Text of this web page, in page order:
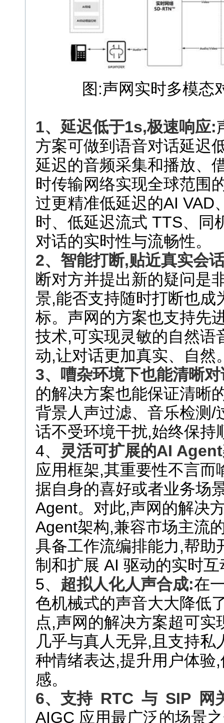
图:声网实时多模态
1、延迟低于1s,极速响应:
方案可做到语音对话延迟
延迟的音频采集和播放、
时传输网络实现全球范围
过更精准低延迟的AI VAD
时、低延迟流式 TTS、同
对话的实时性与流畅性。
2、智能打断,贴近真实会
断对方并提出新的疑问是
景,能否支持随时打断也成
标。声网的方案也支持先
技术,可实现灵敏的自然语
动,让对话更加真实、自然
3、嘈杂环境下也能清晰
的解决方案也能保证清晰
背景人声过滤、音乐检测/
话不受环境干扰,始终保持
4、 灵活可扩展的AI Agent
应用框架,其重要性不言
据自身的喜好或者业务场
Agent。对此,声网的解决
Agent架构,兼容市场主流
具备工作流编排能力,帮助
制和扩展 AI 驱动的实时
5、 超拟人化人声合成:在
色机械式的声音大大降低
点,声网的解决方案超可
几乎与真人无异,且支持
种情绪表达,提升用户体验
感。
6、支持 RTC 与 SIP
网
AIGC 应用最广泛的场景